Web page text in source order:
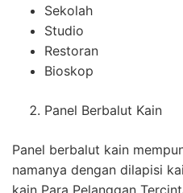
Sekolah
Studio
Restoran
Bioskop
Panel Berbalut Kain
Panel berbalut kain
namanya dengan dilapisi